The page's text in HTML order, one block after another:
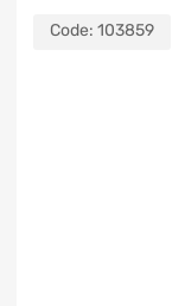
Code: 103859